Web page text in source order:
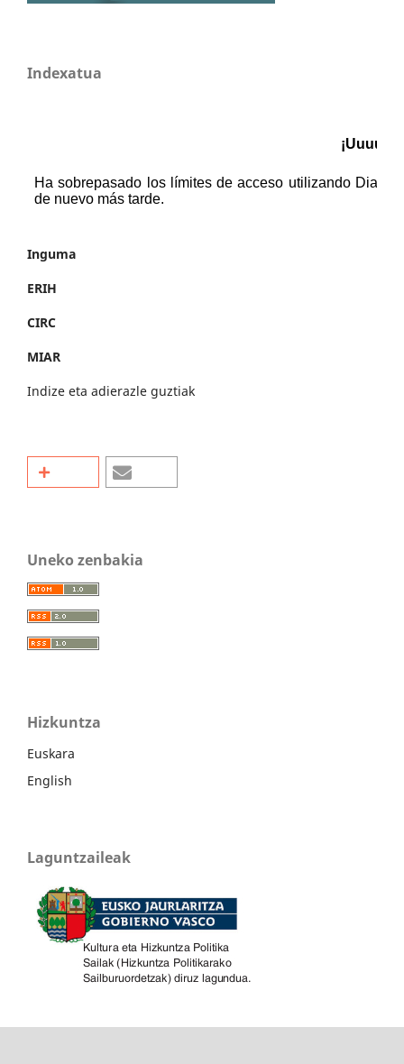
Indexatua
Inguma
ERIH
CIRC
MIAR
Indize eta adierazle guztiak
Uneko zenbakia
Hizkuntza
Euskara
English
Laguntzaileak